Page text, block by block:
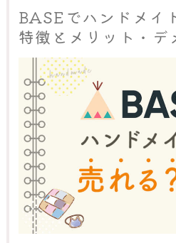
BASEでハンドメイ
特徴とメリット・デ